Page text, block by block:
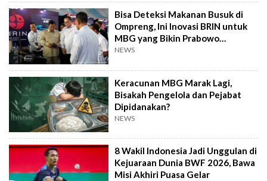
Bisa Deteksi Makanan Busuk di
Ompreng, Ini Inovasi BRIN untuk
MBG yang Bikin Prabowo
Kepincut
NEWS
Keracunan MBG Marak Lagi,
Bisakah Pengelola dan Pejabat
Dipidanakan?
NEWS
8 Wakil Indonesia Jadi Unggulan di
Kejuaraan Dunia BWF 2026, Bawa
Misi Akhiri Puasa Gelar